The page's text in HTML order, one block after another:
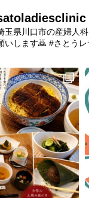
玉県川口市の産婦人
いします🙇 #さとうレ